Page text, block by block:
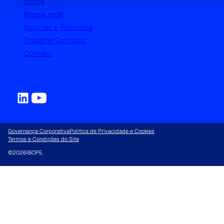
Nossa rede
Notícias e Recursos
Trabalhe Conosco
Contato
Governança CorporativaPolítica de Privacidade e Cookies
Termos e Condições do Site
©2026IBOPE.